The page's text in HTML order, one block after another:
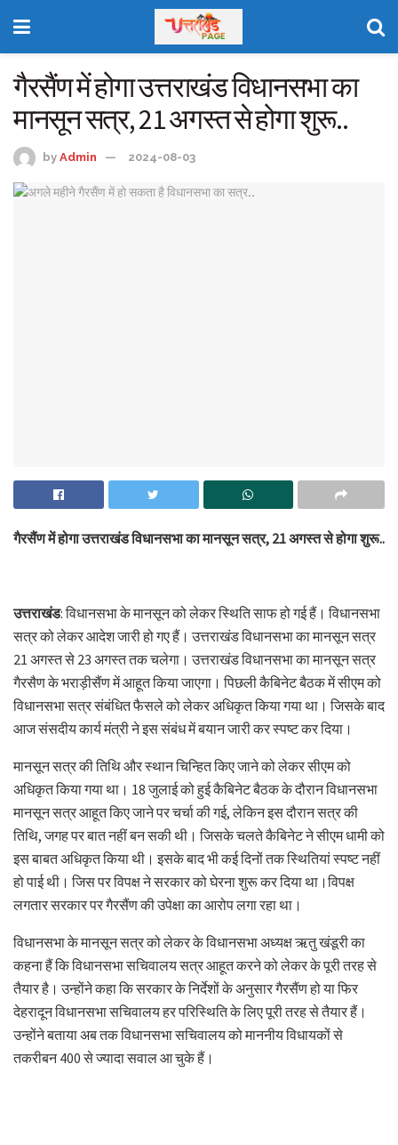
गैरसैंण में होगा उत्तराखंड विधानसभा का
मानसून सत्र, 21 अगस्त से होगा शुरू..
by Admin 2024-08-03
गैरसैंण में होगा उत्तराखंड विधानसभा का मानसून सत्र, 21 अगस्त से होगा शुरू..
उत्तराखंड: विधानसभा के मानसून को लेकर स्थिति साफ हो गई हैं। विधानसभा
सत्र को लेकर आदेश जारी हो गए हैं। उत्तराखंड विधानसभा का मानसून सत्र
21 अगस्त से 23 अगस्त तक चलेगा। उत्तराखंड विधानसभा का मानसून सत्र
गैरसैण के भराड़ीसैंण में आहूत किया जाएगा। पिछली कैबिनेट बैठक में सीएम को
विधानसभा सत्र संबंधित फैसले को लेकर अधिकृत किया गया था। जिसके बाद
आज संसदीय कार्य मंत्री ने इस संबंध में बयान जारी कर स्पष्ट कर दिया।
मानसून सत्र की तिथि और स्थान चिन्हित किए जाने को लेकर सीएम को
अधिकृत किया गया था। 18 जुलाई को हुई कैबिनेट बैठक के दौरान विधानसभा
मानसून सत्र आहूत किए जाने पर चर्चा की गई, लेकिन इस दौरान सत्र की
तिथि, जगह पर बात नहीं बन सकी थी। जिसके चलते कैबिनेट ने सीएम धामी को
इस बाबत अधिकृत किया थी। इसके बाद भी कई दिनों तक स्थितियां स्पष्ट नहीं
हो पाई थी। जिस पर विपक्ष ने सरकार को घेरना शुरू कर दिया था।विपक्ष
लगतार सरकार पर गैरसैंण की उपेक्षा का आरोप लगा रहा था।
विधानसभा के मानसून सत्र को लेकर के विधानसभा अध्यक्ष ऋतु खंडूरी का
कहना हैं कि विधानसभा सचिवालय सत्र आहूत करने को लेकर के पूरी तरह से
तैयार है। उन्होंने कहा कि सरकार के निर्देशों के अनुसार गैरसैंण हो या फिर
देहरादून विधानसभा सचिवालय हर परिस्थिति के लिए पूरी तरह से तैयार हैं।
उन्होंने बताया अब तक विधानसभा सचिवालय को माननीय विधायकों से
तकरीबन 400 से ज्यादा सवाल आ चुके हैं।